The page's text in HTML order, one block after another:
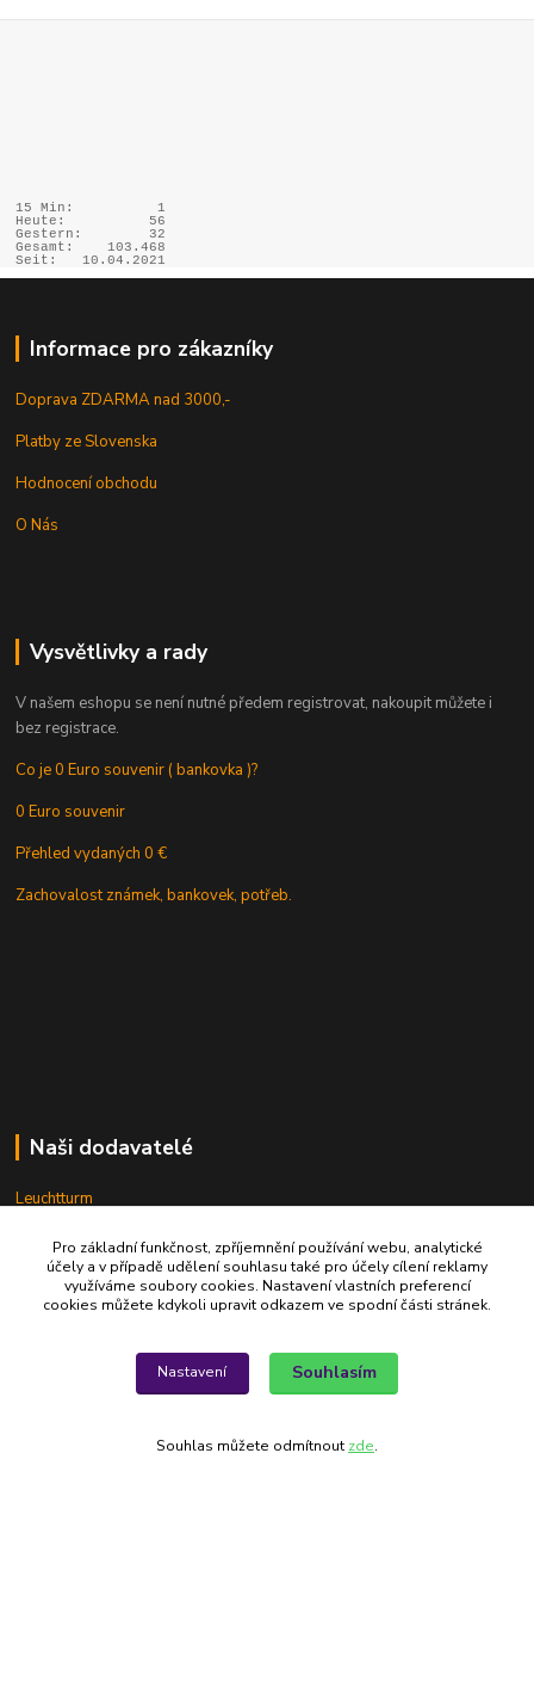
15 Min:
1
Heute:
56
Gestern:
32
Gesamt:
103.468
Seit:
10.04.2021
Informace pro zákazníky
Doprava ZDARMA nad 3000,-
Platby ze Slovenska
Hodnocení obchodu
O Nás
Vysvětlivky a rady
V našem eshopu se není nutné předem registrovat, nakoupit můžete i
bez registrace.
Co je 0 Euro souvenir ( bankovka )?
0 Euro souvenir
Přehled vydaných 0 €
Zachovalost známek, bankovek, potřeb.
Naši dodavatelé
Leuchtturm
Leuchtturm katalog Filatelie 2024
Leuchtturm katalog Numismatika 2024
Pro základní funkčnost, zpříjemnění používání webu, analytické
účely a v případě udělení souhlasu také pro účely cílení reklamy
využíváme soubory cookies. Nastavení vlastních preferencí
cookies můžete kdykoli upravit odkazem ve spodní části stránek.
Nastavení Souhlasím
Souhlas můžete odmítnout zde.